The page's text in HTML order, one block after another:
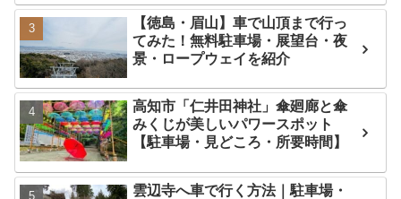
【徳島・眉山】車で山頂まで行っ
てみた！無料駐車場・展望台・夜
景・ロープウェイを紹介
高知市「仁井田神社」傘廻廊と傘
みくじが美しいパワースポット
【駐車場・見どころ・所要時間】
雲辺寺へ車で行く方法｜駐車場・